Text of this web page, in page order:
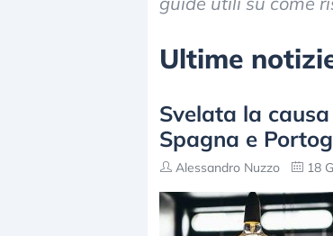
Ultime
Svelata la
Spagna e
Alessandro Nuzzo 18